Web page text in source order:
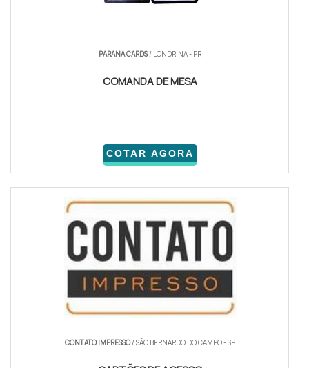
PARANA CARDS/ LONDRINA - PR
COMANDA DE MESA
COTAR AGORA
CONTATO IMPRESSO/ SÃO BERNARDO DO CAMPO - SP